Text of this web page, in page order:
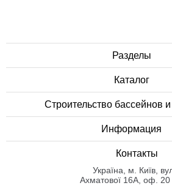
Разделы
Каталог
Строительство бассейнов
Информация
Контакты
Українa, м. Київ,
Ахматової 16А, оф. 20